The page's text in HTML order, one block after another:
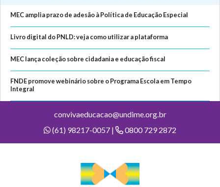
MEC amplia prazo de adesão à Política de Educação Especial
Livro digital do PNLD: veja como utilizar a plataforma
MEC lança coleção sobre cidadania e educação fiscal
FNDE promove webinário sobre o Programa Escola em Tempo
Integral
convivaeducacao@undime.org.br
(61) 98217-0057 |
0800 729 2872